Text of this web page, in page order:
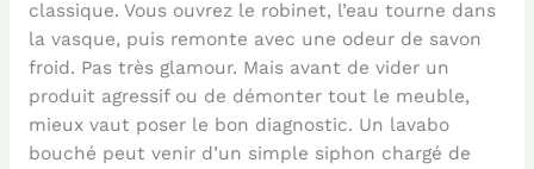
classique. Vous ouvrez le robinet, l’eau tourne dans
la vasque, puis remonte avec une odeur de savon
froid. Pas très glamour. Mais avant de vider un
produit agressif ou de démonter tout le meuble,
mieux vaut poser le bon diagnostic. Un lavabo
bouché peut venir d’un simple siphon chargé de